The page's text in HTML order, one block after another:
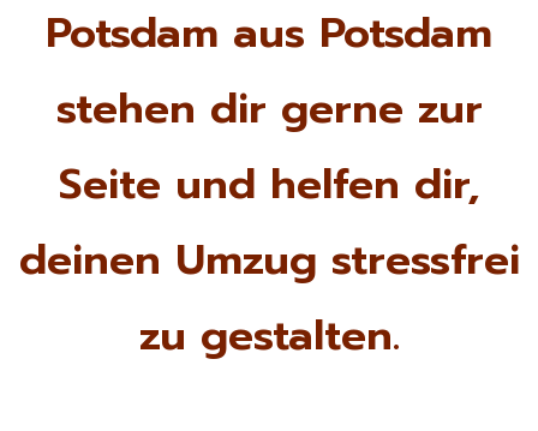
Potsdam aus Potsdam
stehen dir gerne zur
Seite und helfen dir,
deinen Umzug stressfrei
zu gestalten.